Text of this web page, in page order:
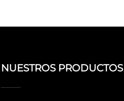
NUESTROS PRODUCTOS